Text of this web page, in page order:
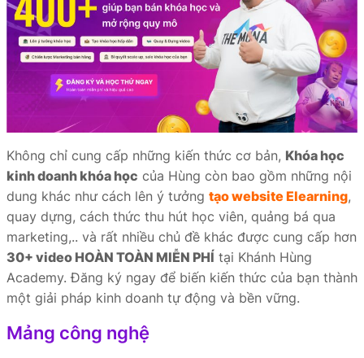
Không chỉ cung cấp những kiến thức cơ bản, Khóa học
kinh doanh khóa học của Hùng còn bao gồm những nội
dung khác như cách lên ý tưởng tạo website Elearning,
quay dựng, cách thức thu hút học viên, quảng bá qua
marketing,.. và rất nhiều chủ đề khác được cung cấp hơn
30+ video HOÀN TOÀN MIỄN PHÍ tại Khánh Hùng
Academy. Đăng ký ngay để biến kiến thức của bạn thành
một giải pháp kinh doanh tự động và bền vững.
Mảng công nghệ